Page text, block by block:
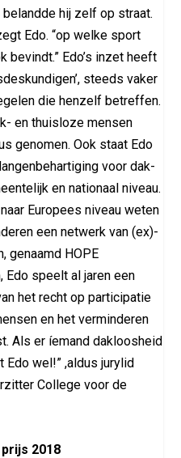
hij zelf op straat.
Edo. “op welke sport
bevindt.” Edo’s inzet heeft
steeds vaker
die henzelf betreffen.
en thuisloze mensen
genomen. Ook staat Edo
voor dak-
en nationaal niveau.
Europees niveau weten
een netwerk van (ex)-
genaamd HOPE
Edo speelt al jaren een
het recht op participatie
en het verminderen
Als er íemand dakloosheid
wel!” ,aldus jurylid
College voor de
2018